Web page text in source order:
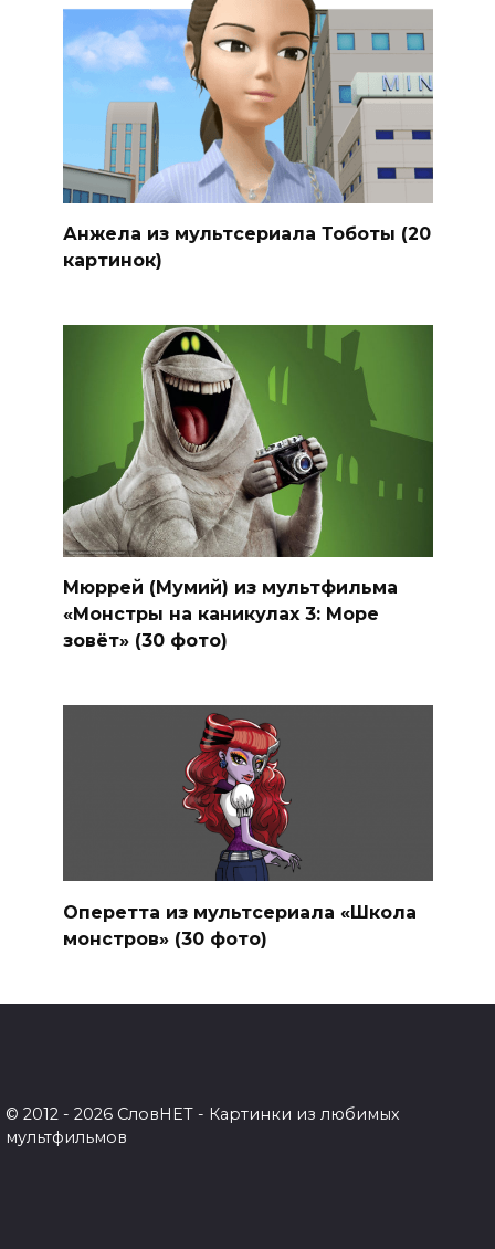
Анжела из мультсериала Тоботы (20
картинок)
Мюррей (Мумий) из мультфильма
«Монстры на каникулах 3: Море
зовёт» (30 фото)
Оперетта из мультсериала «Школа
монстров» (30 фото)
© 2012 - 2026 СловНЕТ - Картинки из любимых
мультфильмов